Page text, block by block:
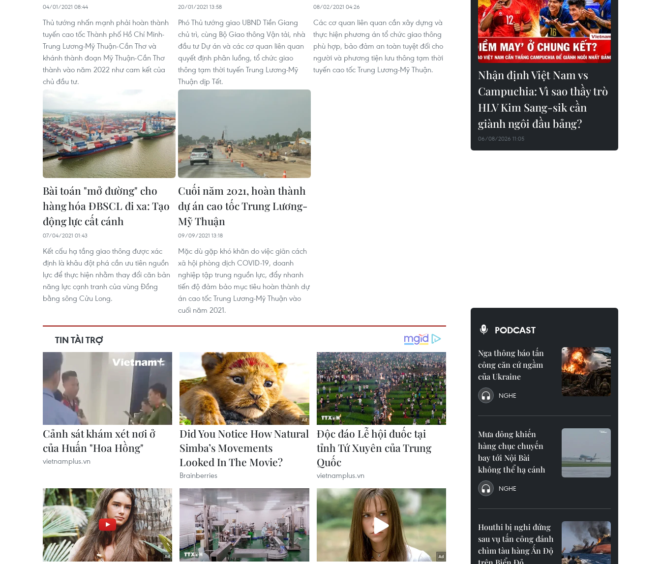
04/01/2021 08:44
Thủ tướng nhấn mạnh phải hoàn thành
tuyến cao tốc Thành phố Hồ Chí Minh-
Trung Lương-Mỹ Thuận-Cần Thơ và
khánh thành đoạn Mỹ Thuận-Cần Thơ
thành vào năm 2022 như cam kết của
chủ đầu tư.
20/01/2021 13:58
Phó Thủ tướng giao UBND Tiền Giang
chủ trì, cùng Bộ Giao thông Vận tải, nhà
đầu tư Dự án và các cơ quan liên quan
quyết định phân luồng, tổ chức giao
thông tạm thời tuyến Trung Lương-Mỹ
Thuận dịp Tết.
08/02/2021 04:26
Các cơ quan liên quan cần xây dựng và
thực hiện phương án tổ chức giao thông
phù hợp, bảo đảm an toàn tuyệt đối cho
người và phương tiện lưu thông tạm thời
tuyến cao tốc Trung Lương-Mỹ Thuận.
Bài toán "mở đường" cho
hàng hóa ĐBSCL đi xa: Tạo
động lực cất cánh
07/04/2021 01:43
Kết cấu hạ tầng giao thông được xác
định là khâu đột phá cần ưu tiên nguồn
lực để thực hiện nhằm thay đổi căn bản
năng lực cạnh tranh của vùng Đồng
bằng sông Cửu Long.
Cuối năm 2021, hoàn thành
dự án cao tốc Trung Lương-
Mỹ Thuận
09/09/2021 13:18
Mặc dù gặp khó khăn do việc giãn cách
xã hội phòng dịch COVID-19, doanh
nghiệp tập trung nguồn lực, đẩy nhanh
tiến độ đảm bảo mục tiêu hoàn thành dự
án cao tốc Trung Lương-Mỹ Thuận vào
cuối năm 2021.
Nhận định Việt Nam vs
Campuchia: Vì sao thầy trò
HLV Kim Sang-sik cần
giành ngôi đầu bảng?
06/08/2026 11:05
PODCAST
Nga thông báo tấn
công căn cứ ngầm
của Ukraine
NGHE
Mưa dông khiến
hàng chục chuyến
bay tới Nội Bài
không thể hạ cánh
NGHE
Houthi bị nghi đứng
sau vụ tấn công đánh
chìm tàu hàng Ấn Độ